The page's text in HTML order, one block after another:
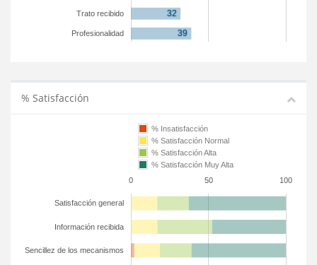
Trato recibido
Profesionalidad
% Satisfacción
0 50 100
Satisfacción general
Información recibida
Sencillez de los mecanismos
% Insatisfacción
% Satisfacción Normal
% Satisfacción Alta
% Satisfacción Muy Alta